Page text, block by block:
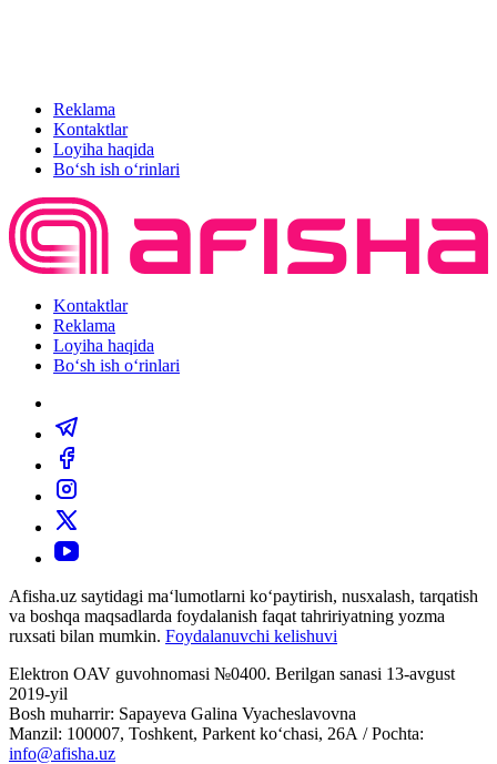
Reklama
Kontaktlar
Loyiha haqida
Bo‘sh ish o‘rinlari
Kontaktlar
Reklama
Loyiha haqida
Bo‘sh ish o‘rinlari
Afisha.uz saytidagi ma‘lumotlarni ko‘paytirish, nusxalash, tarqatish
va boshqa maqsadlarda foydalanish faqat tahririyatning yozma
ruxsati bilan mumkin. Foydalanuvchi kelishuvi
Elektron OAV guvohnomasi №0400. Berilgan sanasi 13-avgust
2019-yil
Bosh muharrir: Sapayeva Galina Vyacheslavovna
Manzil: 100007, Toshkent, Parkent ko‘chasi, 26А / Pochta:
info@afisha.uz